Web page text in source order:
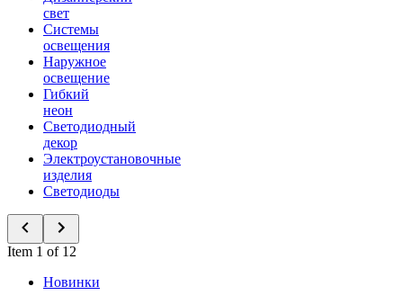
свет
Системы
освещения
Наружное
освещение
Гибкий
неон
Светодиодный
декор
Электроустановочные
изделия
Светодиоды
Item 1 of 12
Новинки